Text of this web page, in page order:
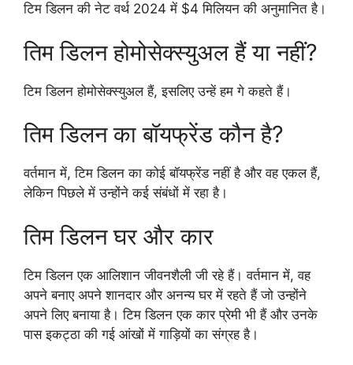
टिम डिलन की नेट वर्थ 2024 में $4 मिलियन की अनुमानित है।
तिम डिलन होमोसेक्स्युअल हैं या नहीं?
टिम डिलन होमोसेक्स्युअल हैं, इसलिए उन्हें हम गे कहते हैं।
तिम डिलन का बॉयफ्रेंड कौन है?
वर्तमान में, टिम डिलन का कोई बॉयफ्रेंड नहीं है और वह एकल हैं,
लेकिन पिछले में उन्होंने कई संबंधों में रहा है।
तिम डिलन घर और कार
टिम डिलन एक आलिशान जीवनशैली जी रहे हैं। वर्तमान में, वह
अपने बनाए अपने शानदार और अनन्य घर में रहते हैं जो उन्होंने
अपने लिए बनाया है। टिम डिलन एक कार प्रेमी भी हैं और उनके
पास इकट्ठा की गई आंखों में गाड़ियों का संग्रह है।